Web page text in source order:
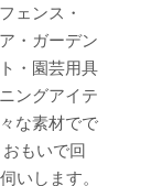
ェンス・
・ガーデン
・園芸用具
ングアイテ
な素材でで
もいで回
いします。